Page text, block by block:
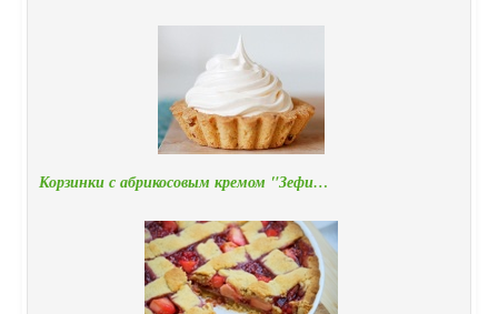
Корзинки с абрикосовым кремом "Зефи…